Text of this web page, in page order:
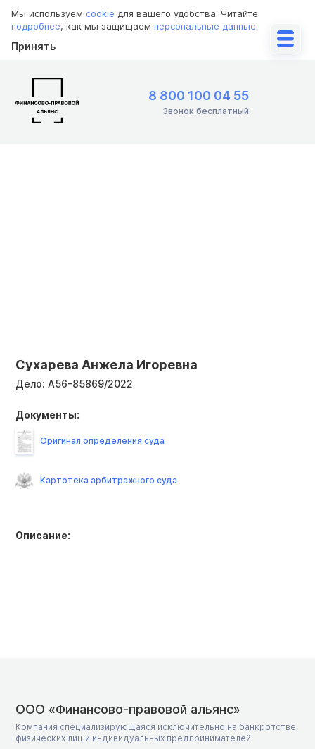
Мы используем cookie для вашего удобства. Читайте
подробнее, как мы защищаем персональные данные.
Принять
8 800 100 04 55
Звонок бесплатный
Сухарева Анжела Игоревна
Дело: А56-85869/2022
Описание:
Документы:
Оригинал определения суда
Картотека арбитражного суда
ООО «Финансово-правовой альянс»
Компания специализирующаяся исключительно на банкротстве
физических лиц и индивидуальных предпринимателей